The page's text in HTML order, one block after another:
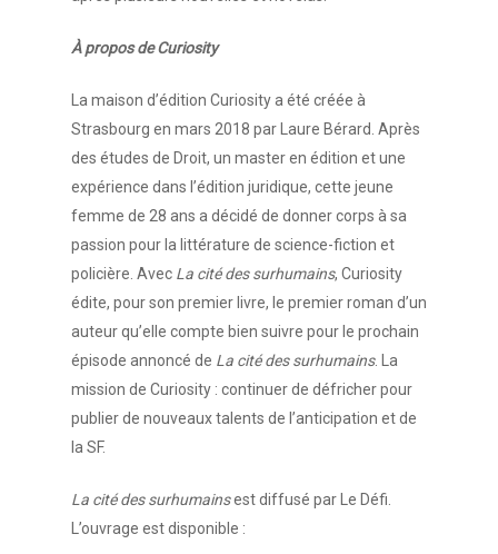
À propos de Curiosity
La maison d’édition Curiosity a été créée à
Strasbourg en mars 2018 par Laure Bérard. Après
des études de Droit, un master en édition et une
expérience dans l’édition juridique, cette jeune
femme de 28 ans a décidé de donner corps à sa
passion pour la littérature de science-fiction et
policière. Avec La cité des surhumains, Curiosity
édite, pour son premier livre, le premier roman d’un
auteur qu’elle compte bien suivre pour le prochain
épisode annoncé de La cité des surhumains. La
mission de Curiosity : continuer de défricher pour
publier de nouveaux talents de l’anticipation et de
la SF.
La cité des surhumainsest diffusé par Le Défi.
L’ouvrage est disponible :
Accueil
Vos besoins
Nous connaître
Nos services
Nos références
Salle de presse